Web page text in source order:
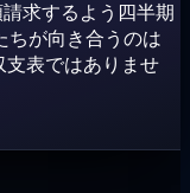
求するよう四半期
ちが向き合うのは
表ではありませ